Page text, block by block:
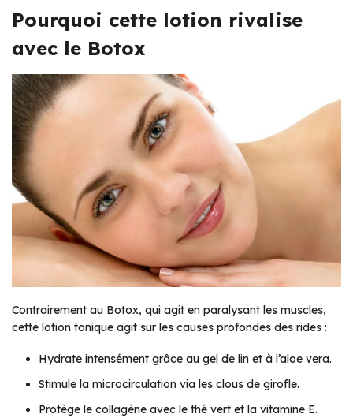
Pourquoi cette lotion rivalise
avec le Botox
Contrairement au Botox, qui agit en paralysant les muscles,
cette lotion tonique agit sur les causes profondes des rides :
Hydrate intensément grâce au gel de lin et à l’aloe vera.
Stimule la microcirculation via les clous de girofle.
Protège le collagène avec le thé vert et la vitamine E.